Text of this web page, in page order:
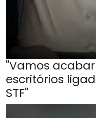
"Vamos
escritórios
STF"